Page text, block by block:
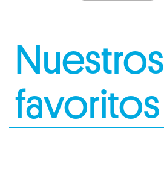
Nuestros
favoritos